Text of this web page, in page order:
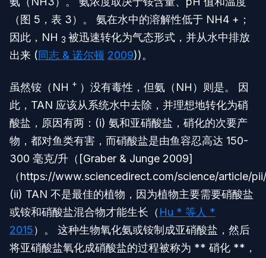
（图 5，表 3）。 氨在水中的溶解性低于 NH4 +；
因此，NH 3 被迅速转化为气态形式，并从水中排放
出来 (同志 & 诺尔顿 2009))。
虽然铵（NH + ）没有毒性，但氨（NH）则是。 因
此，TAN 应该从系统水中去除，并理想地转化为硝
酸盐，原因有两：(i) 氨和亚硝酸盐，硝化的次要产
物，都对鱼类有害，而硝酸盐是由鱼容忍高达 150-
300 毫克/升（[Graber & Junge 2009]
（https://www.sciencedirect.com/science/article/
(ii) TAN 不是最佳的植物，因为植物主要需要硝酸盐
或铵和硝酸盐混合物才能生长（ Hu * 等人 *
2015）。 这种生物氧化氨或铵制成亚硝酸盐，然后
将亚硝酸盐氧化成硝酸盐的过程被称为 ** 硝化 **，